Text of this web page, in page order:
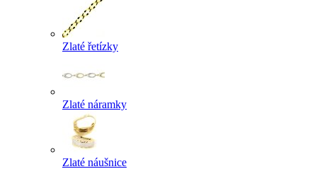
Zlaté řetízky
Zlaté náramky
Zlaté náušnice